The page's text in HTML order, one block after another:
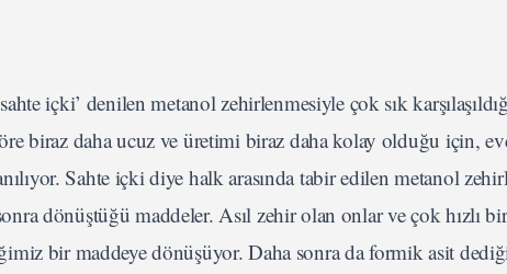
içki’ denilen metanol zehirlenmesiyle çok sık
biraz daha ucuz ve üretimi biraz daha kolay olduğu için,
Sahte içki diye halk arasında tabir edilen metanol
dönüştüğü maddeler. Asıl zehir olan onlar ve çok hızlı
bir maddeye dönüşüyor. Daha sonra da formik asit